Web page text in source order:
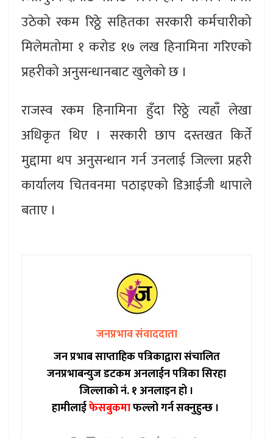
उठेको रकम रिठ्ठे सहितका सरकारी कर्मचारीको
मिलेमतोमा १ करोड १७ लख हिनामिना गरिएको
प्रहरीको अनुसन्धानबाट खुलेको छ ।
राजस्व रकम हिनामिना हुँदा रिठ्ठे त्यहाँ लेखा
अधिकृत थिए । सरकारी छाप दस्तखत किर्ते
मुद्दामा थप अनुसन्धान गर्न उनलाई जिल्ला प्रहरी
कार्यालय चितवनमा पठाइएको डिआईजी थापाले
बताए ।
जनप्रभाव संवाददाता
जन प्रभाब साप्ताहिक पत्रिकाद्वारा संचालित
जनप्रभाबन्युज डटकम अनलाईन पत्रिका सिरहा
जिल्लाको नं. १ अनलाइन हो ।
हामीलाईफेसबुकमाफल्लो गर्न सक्नुहुन्छ ।